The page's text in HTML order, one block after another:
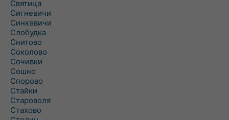
Святица
Сигневичи
Синкевичи
Слобудка
Снитово
Соколово
Сочивки
Сошно
Спорово
Стайки
Староволя
Стахово